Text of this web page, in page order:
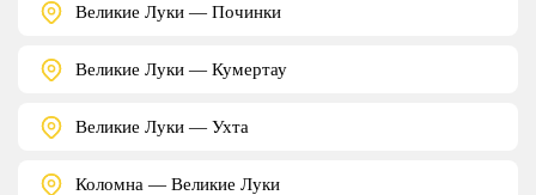
Великие Луки — Починки
Великие Луки — Кумертау
Великие Луки — Ухта
Коломна — Великие Луки